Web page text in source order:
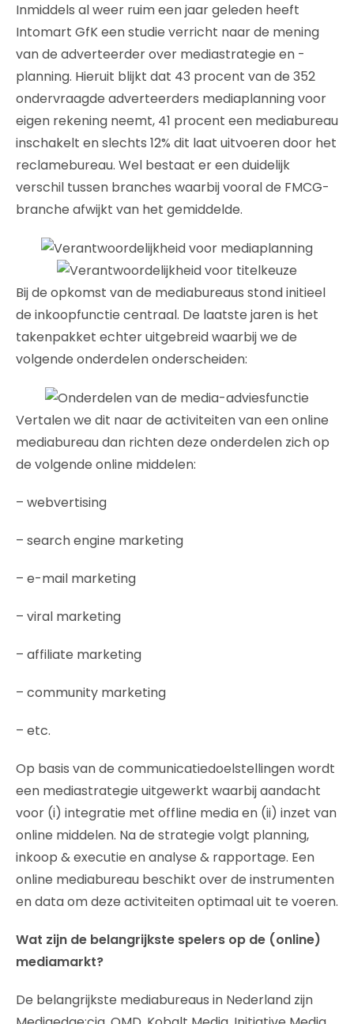
Inmiddels al weer ruim een jaar geleden heeft
Intomart GfK een studie verricht naar de mening
van de adverteerder over mediastrategie en -
planning. Hieruit blijkt dat 43 procent van de 352
ondervraagde adverteerders mediaplanning voor
eigen rekening neemt, 41 procent een mediabureau
inschakelt en slechts 12% dit laat uitvoeren door het
reclamebureau. Wel bestaat er een duidelijk
verschil tussen branches waarbij vooral de FMCG-
branche afwijkt van het gemiddelde.
Bij de opkomst van de mediabureaus stond initieel
de inkoopfunctie centraal. De laatste jaren is het
takenpakket echter uitgebreid waarbij we de
volgende onderdelen onderscheiden:
Vertalen we dit naar de activiteiten van een online
mediabureau dan richten deze onderdelen zich op
de volgende online middelen:
– webvertising
– search engine marketing
– e-mail marketing
– viral marketing
– affiliate marketing
– community marketing
– etc.
Op basis van de communicatiedoelstellingen wordt
een mediastrategie uitgewerkt waarbij aandacht
voor (i) integratie met offline media en (ii) inzet van
online middelen. Na de strategie volgt planning,
inkoop & executie en analyse & rapportage. Een
online mediabureau beschikt over de instrumenten
en data om deze activiteiten optimaal uit te voeren.
Wat zijn de belangrijkste spelers op de (online)
mediamarkt?
De belangrijkste mediabureaus in Nederland zijn